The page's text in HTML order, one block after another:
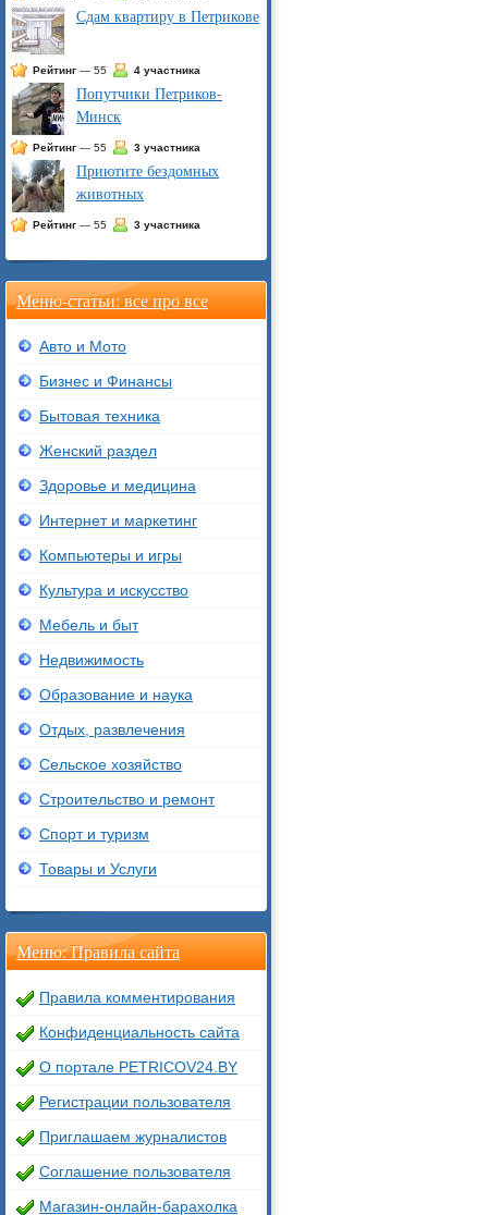
Сдам квартиру в Петрикове
Рейтинг — 55 4 участника
Попутчики Петриков-
Минск
Рейтинг — 55 3 участника
Приютите бездомных
животных
Рейтинг — 55 3 участника
Меню-статьи: все про все
Авто и Мото
Бизнес и Финансы
Бытовая техника
Женский раздел
Здоровье и медицина
Интернет и маркетинг
Компьютеры и игры
Культура и искусство
Мебель и быт
Недвижимость
Образование и наука
Отдых, развлечения
Сельское хозяйство
Строительство и ремонт
Спорт и туризм
Товары и Услуги
Меню: Правила сайта
Правила комментирования
Конфиденциальность сайта
О портале PETRICOV24.BY
Регистрации пользователя
Приглашаем журналистов
Соглашение пользователя
Магазин-онлайн-барахолка